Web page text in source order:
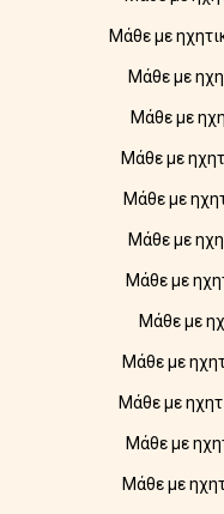
Μάθε με
Μάθε με
Μάθε με
Μάθε με
Μάθε με
Μάθε με
Μάθε με
Μάθε με
Μάθε με
Μάθε με
Μάθε με
Μάθε με